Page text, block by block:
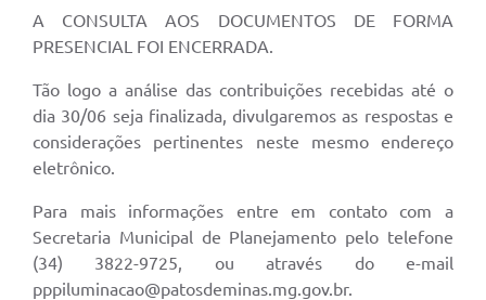
A CONSULTA AOS DOCUMENTOS DE FORMA
PRESENCIAL FOI ENCERRADA.
Tão logo a análise das contribuições recebidas até o
dia 30/06 seja finalizada, divulgaremos as respostas e
considerações pertinentes neste mesmo endereço
eletrônico.
Para mais informações entre em contato com a
Secretaria Municipal de Planejamento pelo telefone
(34) 3822-9725, ou através do e-mail
pppiluminacao@patosdeminas.mg.gov.br.